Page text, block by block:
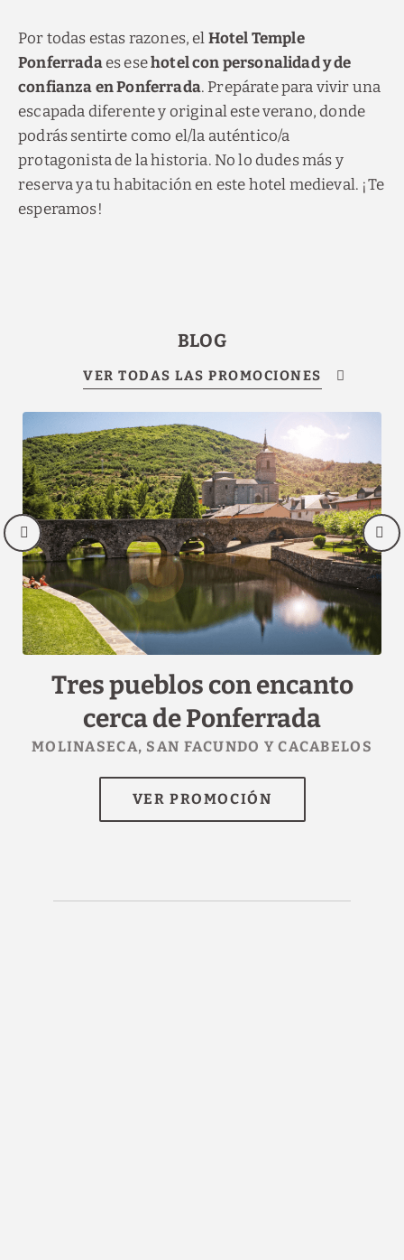
Por todas estas razones, elHotel Temple
Ponferradaes esehotel con personalidad y de
confianza en Ponferrada. Prepárate para vivir una
escapada diferente y original este verano, donde
podrás sentirte como el/la auténtico/a
protagonista de la historia. No lo dudes más y
reserva ya tu habitación en este hotel medieval. ¡Te
esperamos!
BLOG
Tres pueblos con encanto
cerca de Ponferrada
MOLINASECA, SAN FACUNDO Y CACABELOS